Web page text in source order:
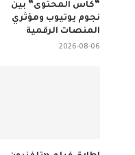
“كأس المحتوى” بين
نجوم يوتيوب ومؤثري
المنصات الرقمية
2026-08-06